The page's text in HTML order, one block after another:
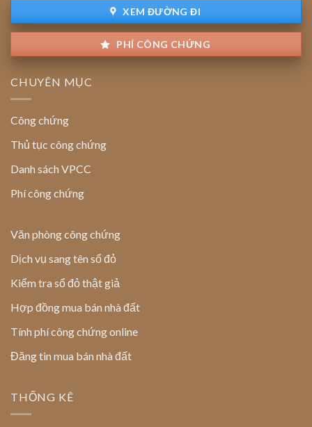
XEM ĐƯỜNG ĐI
PHÍ CÔNG CHỨNG
CHUYÊN MỤC
Công chứng
Thủ tục công chứng
Danh sách VPCC
Phí công chứng
Văn phòng công chứng
Dịch vụ sang tên sổ đỏ
Kiểm tra sổ đỏ thật giả
Hợp đồng mua bán nhà đất
Tính phí công chứng online
Đăng tin mua bán nhà đất
THỐNG KÊ